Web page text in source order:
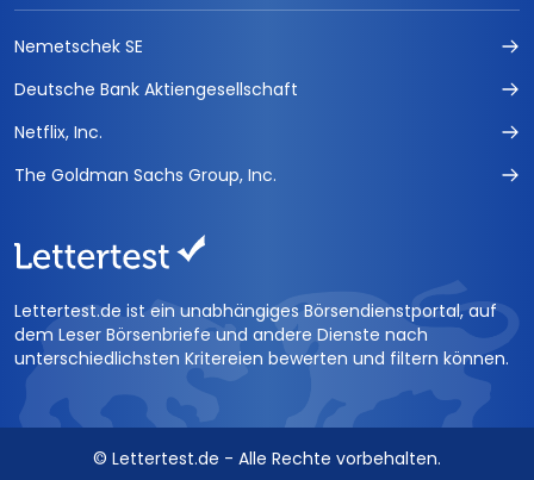
Nemetschek SE
Deutsche Bank Aktiengesellschaft
Netflix, Inc.
The Goldman Sachs Group, Inc.
Lettertest.de ist ein unabhängiges Börsendienstportal, auf
dem Leser Börsenbriefe und andere Dienste nach
unterschiedlichsten Kritereien bewerten und filtern können.
© Lettertest.de - Alle Rechte vorbehalten.